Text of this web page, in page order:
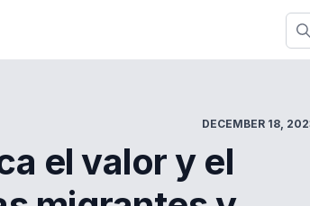
DECEMBER 18,
el valor y el